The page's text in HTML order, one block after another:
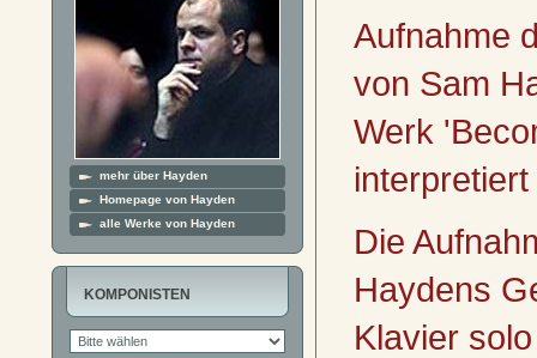
mehr über Hayden
Homepage von Hayden
alle Werke von Hayden
KOMPONISTEN
Aufnahme
von Sam
Werk
Die
Haydens
Klavier